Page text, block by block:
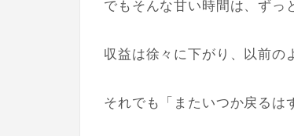
でもそんな甘い時間は、ずっ
収益は徐々に下がり、以前の
それでも「またいつか戻るは